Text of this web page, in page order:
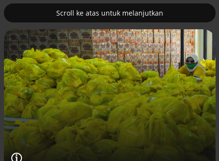
Scroll ke atas untuk melanjutkan
2
Tambahan TKD menggerakkan 42
kegiatan di Lhokseumawe